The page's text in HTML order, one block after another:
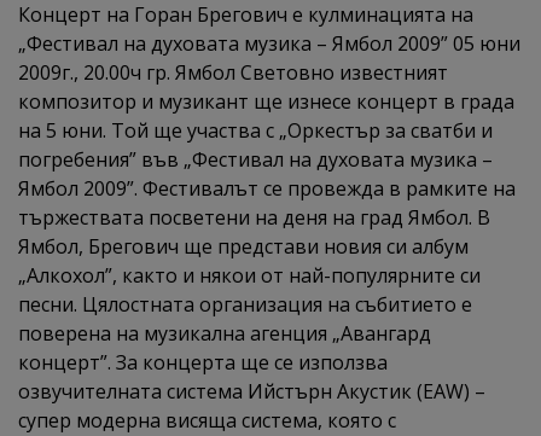
Концерт на Горан Брегович е кулминацията на
„Фестивал на духовата музика – Ямбол 2009” 05 юни
2009г., 20.00ч гр. Ямбол Световно известният
композитор и музикант ще изнесе концерт в града
на 5 юни. Той ще участва с „Оркестър за сватби и
погребения” във „Фестивал на духовата музика –
Ямбол 2009”. Фестивалът се провежда в рамките на
тържествата посветени на деня на град Ямбол. В
Ямбол, Брегович ще представи новия си албум
„Алкохол”, както и някои от най-популярните си
песни. Цялостната организация на събитието е
поверена на музикална агенция „Авангард
концерт”. За концерта ще се използва
озвучителната система Ийстърн Акустик (EAW) –
супер модерна висяща система, която с